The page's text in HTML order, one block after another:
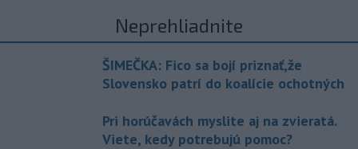
Neprehliadnite
ŠIMEČKA: Fico sa bojí priznať,že
Slovensko patrí do koalície ochotných
Pri horúčavách myslite aj na zvieratá.
Viete, kedy potrebujú pomoc?